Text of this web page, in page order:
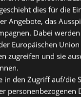
dies für die
Angebote, das
Dabei
Europäischen
zugreifen und sie
in den Zugriff auf/die
personenbezogenen